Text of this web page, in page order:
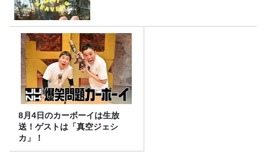
8月4日のカーボーイは生放
送！ゲストは「真空ジェシ
カ」！